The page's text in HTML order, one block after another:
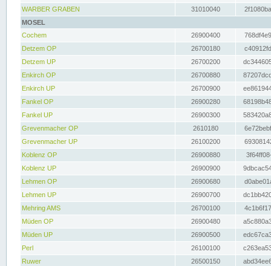
WARBER GRABEN
31010040
MOSEL
Cochem
26900400
Detzem OP
26700180
Detzem UP
26700200
Enkirch OP
26700880
Enkirch UP
26700900
Fankel OP
26900280
Fankel UP
26900300
Grevenmacher OP
2610180
Grevenmacher UP
26100200
Koblenz OP
26900880
Koblenz UP
26900900
Lehmen OP
26900680
Lehmen UP
26900700
Mehring AMS
26700100
Müden OP
26900480
Müden UP
26900500
Perl
26100100
Ruwer
26500150